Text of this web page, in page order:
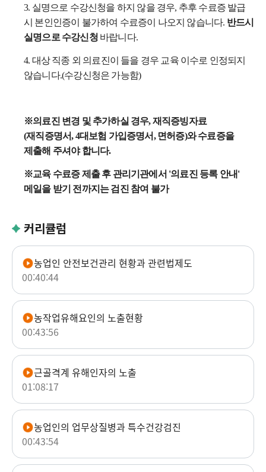
3. 실명으로 수강신청을 하지 않을 경우, 추후 수료증 발급
시 본인인증이 불가하여 수료증이 나오지 않습니다. 반드시
실명으로 수강신청바랍니다.
4. 대상 직종 외 의료진이 들을 경우 교육 이수로 인정되지
않습니다.(수강신청은 가능함)
※의료진 변경 및 추가하실 경우, 재직증빙자료
(재직증명서, 4대보험 가입증명서, 면허증)와수료증을
제출해 주셔야 합니다.
※교육 수료증 제출 후 관리기관에서 '의료진 등록 안내'
메일을 받기 전까지는 검진 참여 불가
커리큘럼
농업인 안전보건관리 현황과 관련법제도
00:40:44
농작업유해요인의 노출현황
00:43:56
근골격계 유해인자의 노출
01:08:17
농업인의 업무상질병과 특수건강검진
00:43:54